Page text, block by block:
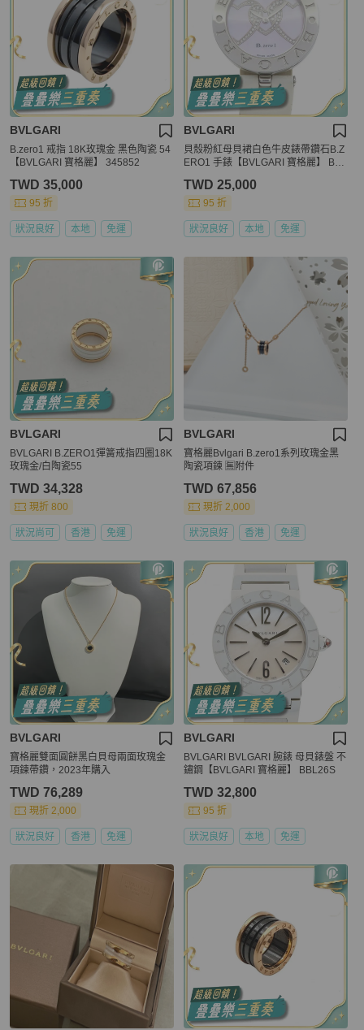
BVLGARI
B.zero1 戒指 18K玫瑰金 黑色陶瓷 54
【BVLGARI 寶格麗】 345852
TWD 35,000
95 折
狀況良好 本地 免運
BVLGARI
貝殼粉紅母貝裙白色牛皮錶帶鑽石B.Z
ERO1 手錶【BVLGARI 寶格麗】 BZ3
TWD 25,000
95 折
狀況良好 本地 免運
BVLGARI
BVLGARI B.ZERO1彈簧戒指四圈18K
玫瑰金/白陶瓷55
TWD 34,328
現折 800
狀況尚可 香港 免運
BVLGARI
寶格麗Bvlgari B.zero1系列玫瑰金黑
陶瓷項鍊 🈚附件
TWD 67,856
現折 2,000
狀況良好 香港 免運
BVLGARI
寶格麗雙面圓餅黑白貝母兩面玫瑰金
項鍊帶鑽，2023年購入
TWD 76,289
現折 2,000
狀況良好 香港 免運
BVLGARI
BVLGARI BVLGARI 腕錶 母貝錶盤 不
鏽鋼【BVLGARI 寶格麗】 BBL26S
TWD 32,800
95 折
狀況良好 本地 免運